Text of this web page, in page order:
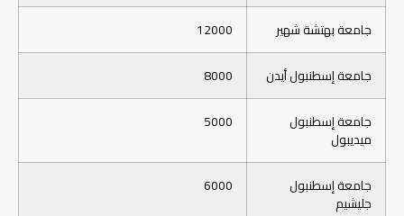
جامعة بهتشة شهير
12000
جامعة إسطنبول أيدن
8000
جامعة إسطنبول
ميديبول
5000
جامعة إسطنبول
جليشيم
6000